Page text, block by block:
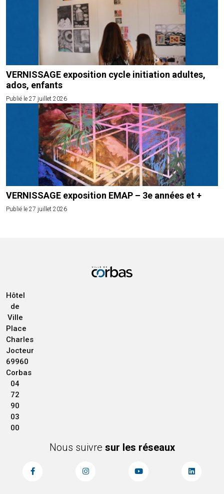
VERNISSAGE exposition cycle initiation adultes,
ados, enfants
Publié le 27 juillet 2026
VERNISSAGE exposition EMAP – 3e années et +
Publié le 27 juillet 2026
Hôtel
de
Ville
Place
Charles
Jocteur
69960
Corbas
04
72
90
03
00
Nous suivre sur les réseaux